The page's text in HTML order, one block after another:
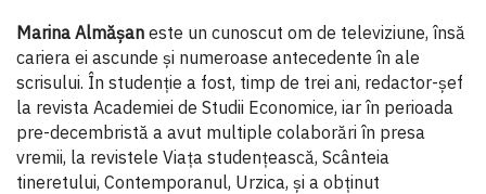
Marina Almășan este un cunoscut om de televiziune, însă
cariera ei ascunde şi numeroase antecedente în ale
scrisului. În studenţie a fost, timp de trei ani, redactor-şef
la revista Academiei de Studii Economice, iar în perioada
pre-decembristă a avut multiple colaborări în presa
vremii, la revistele Viaţa studenţească, Scânteia
tineretului, Contemporanul, Urzica, şi a obţinut